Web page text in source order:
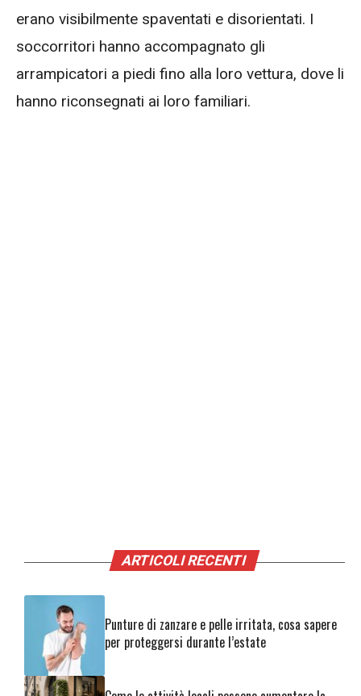
erano visibilmente spaventati e disorientati. I
soccorritori hanno accompagnato gli
arrampicatori a piedi fino alla loro vettura, dove li
hanno riconsegnati ai loro familiari.
ARTICOLI RECENTI
Punture di zanzare e pelle irritata, cosa sapere
per proteggersi durante l’estate